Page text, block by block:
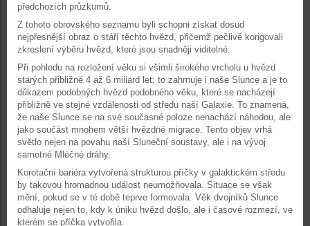
předchozích průzkumů.
Z tohoto obrovského seznamu byli schopni získat dosud
nejpřesnější obraz o stáří těchto hvězd, přičemž pečlivě korigovali
zkreslení výběru hvězd, které jsou snadněji viditelné.
Při pohledu na rozložení věku si všimli širokého vrcholu u hvězd
starých přibližně 4 až 6 miliard let: to zahrnuje i naše Slunce a je to
důkazem podobných hvězd podobného věku, které se nacházejí
přibližně ve stejné vzdálenosti od středu naší Galaxie. To znamená,
že naše Slunce se na své současné poloze nenachází náhodou, ale
jako součást mnohem větší hvězdné migrace. Tento objev vrhá
světlo nejen na povahu naší Sluneční soustavy, ale i na vývoj
samotné Mléčné dráhy.
Korotační bariéra vytvořená strukturou příčky v galaktickém středu
by takovou hromadnou událost neumožňovala. Situace se však
mění, pokud se v té době teprve formovala. Věk dvojníků Slunce
odhaluje nejen to, kdy k úniku hvězd došlo, ale i časové rozmezí, ve
kterém se příčka vytvořila.